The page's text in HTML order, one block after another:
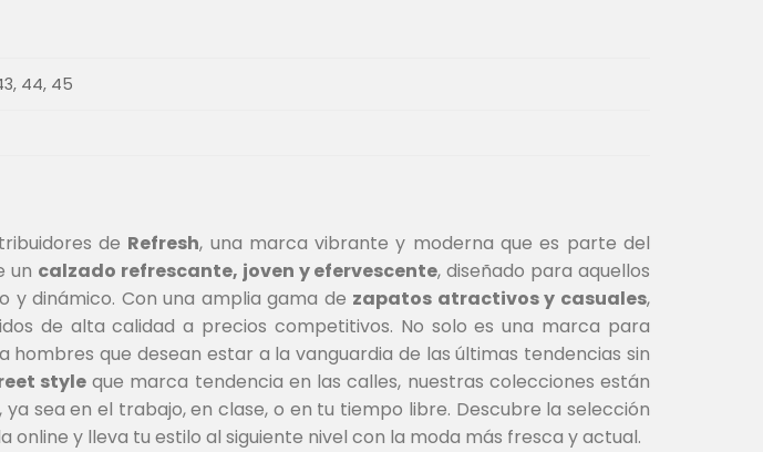
44, 45
de Refresh, una marca vibrante y moderna que es parte del
un calzado refrescante, joven y efervescente, diseñado para aquellos
y dinámico. Con una amplia gama de zapatos atractivos y casuales,
de alta calidad a precios competitivos. No solo es una marca para
hombres que desean estar a la vanguardia de las últimas tendencias sin
styleque marca tendencia en las calles, nuestras colecciones están
sea en el trabajo, en clase, o en tu tiempo libre. Descubre la selección
online y lleva tu estilo al siguiente nivel con la moda más fresca y actual.